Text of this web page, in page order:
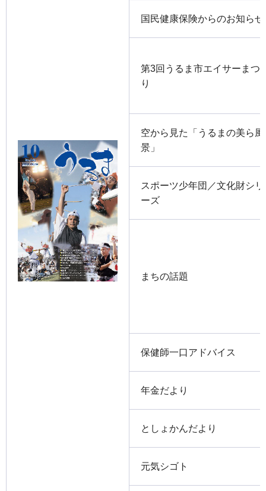
国民健康保険からのお知らせ
第3回うるま市エイサーまつ
り
空から見た「うるまの美ら風
景」
スポーツ少年団／文化財シリ
ーズ
まちの話題
保健師一口アドバイス
年金だより
としょかんだより
元気シゴト